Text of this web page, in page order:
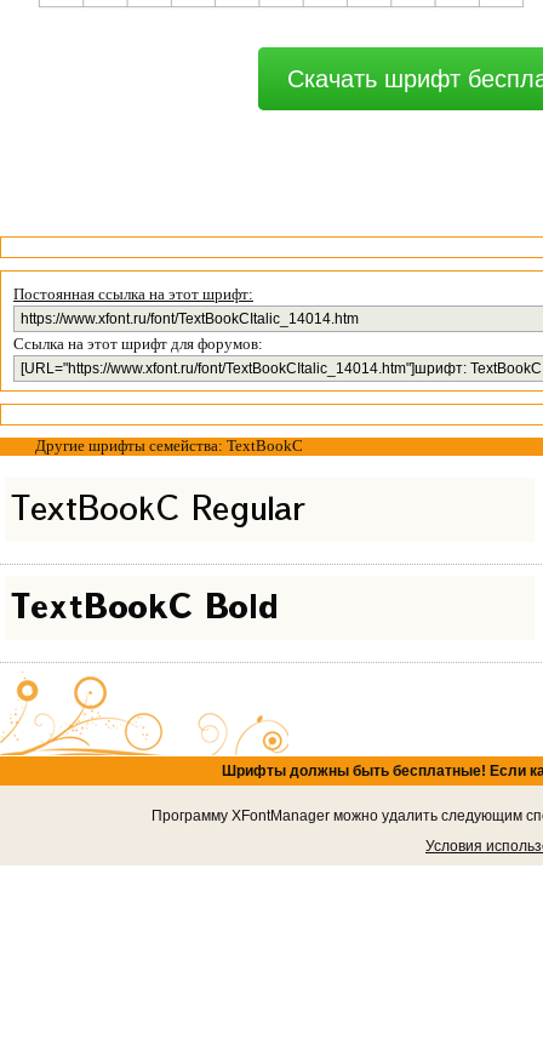
Скачать шрифт
Постоянная ссылка на этот шрифт:
Ссылка на этот шрифт для форумов:
Другие шрифты семейства: TextBookC
Шрифты должны быть бесплатные! Если
Программу XFontManager можно удалить следующим
Условия